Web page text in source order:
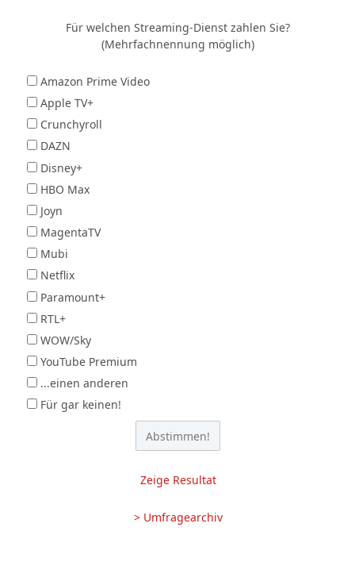
Für welchen Streaming-Dienst zahlen Sie?
(Mehrfachnennung möglich)
Amazon Prime Video
Apple TV+
Crunchyroll
DAZN
Disney+
HBO Max
Joyn
MagentaTV
Mubi
Netflix
Paramount+
RTL+
WOW/Sky
YouTube Premium
...einen anderen
Für gar keinen!
Zeige Resultat
> Umfragearchiv